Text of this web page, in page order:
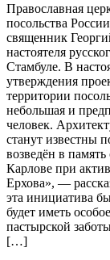
Православная
посольства
священник
настоятеля
Стамбуле. В
утверждения
территории
небольшая и
человек.
станут известны
возведён в
Карлове при
Ерхова», —
эта инициатива
будет иметь
пастырской
[…]